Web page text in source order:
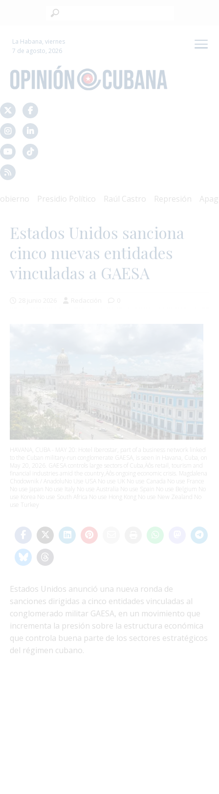
La Habana, viernes
7 de agosto, 2026
Presidio Político Raúl Castro Represión
Estados Unidos sanciona
cinco nuevas entidades
vinculadas a GAESA
HAVANA, CUBA - MAY 20: Hotel Iberostar, part of a business network linked
to the Cuban military-run conglomerate GAESA, is seen in Havana, Cuba, on
May 20, 2026. GAESA controls large sectors of Cuba‚Äôs retail, tourism and
financial industries amid the country‚Äôs ongoing economic crisis. Magdalena
Chodownik / AnadoluNo Use USA No use UK No use Canada No use France
No use Japan No use Italy No use Australia No use Spain No use Belgium No
use Korea No use South Africa No use Hong Kong No use New Zealand No
use Turkey
Estados Unidos anunció una nueva ronda de
sanciones dirigidas a cinco entidades vinculadas al
conglomerado militar GAESA, en un movimiento que
incrementa la presión sobre la estructura económica
que controla buena parte de los sectores estratégicos
del régimen cubano.